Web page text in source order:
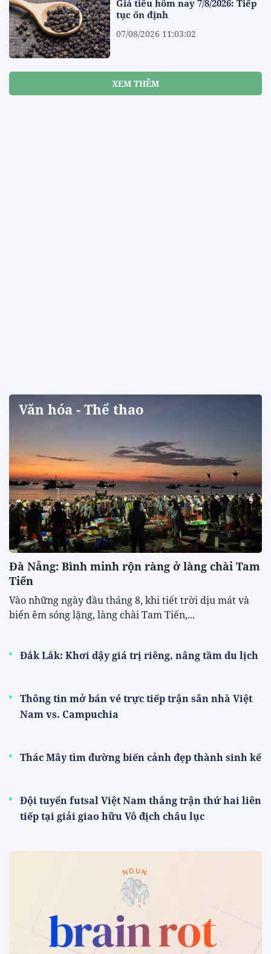
Giá tiêu hôm nay 7/8/2026: Tiếp
tục ổn định
07/08/2026 11:03:02
XEM THÊM
Văn hóa - Thể thao
Đà Nẵng: Bình minh rộn ràng ở làng chài Tam
Tiến
Vào những ngày đầu tháng 8, khi tiết trời dịu mát và
biển êm sóng lặng, làng chài Tam Tiến,...
Đắk Lắk: Khơi dậy giá trị riêng, nâng tầm du lịch
Thông tin mở bán vé trực tiếp trận sân nhà Việt
Nam vs. Campuchia
Thác Mây tìm đường biến cảnh đẹp thành sinh kế
Đội tuyển futsal Việt Nam thắng trận thứ hai liên
tiếp tại giải giao hữu Vô địch châu lục